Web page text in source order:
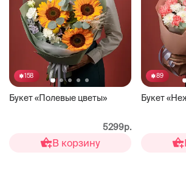
158
Букет «Полевые цветы»
5299р.
В корзину
89
Букет